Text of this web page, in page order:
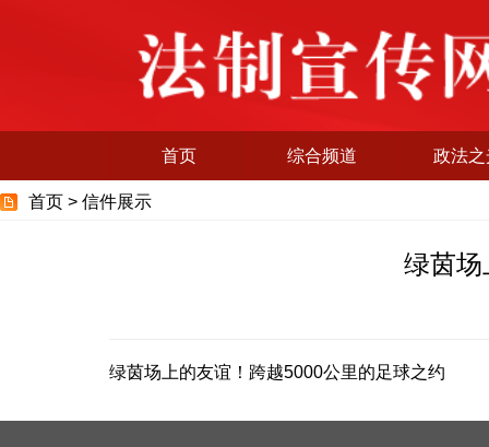
首页 综合频道 政法之
首页 > 信件展示
绿茵场
绿茵场上的友谊！跨越5000公里的足球之约